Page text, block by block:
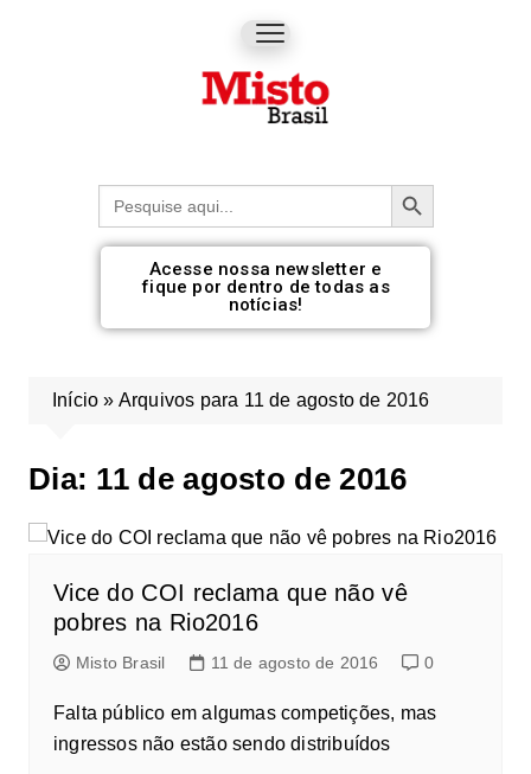
Procurar: Botão de pesquisa
Acesse nossa newsletter e
fique por dentro de todas as
notícias!
Início » Arquivos para 11 de agosto de 2016
Dia: 11 de agosto de 2016
Vice do COI reclama que não vê
pobres na Rio2016
Misto Brasil 11 de agosto de 2016 0
Falta público em algumas competições, mas
ingressos não estão sendo distribuídos